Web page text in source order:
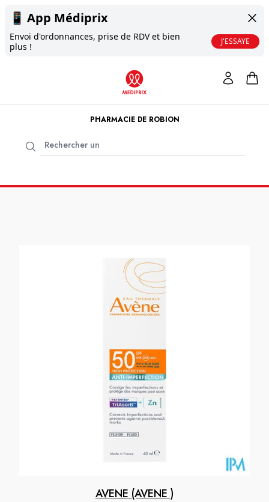
📱 App Médiprix
Envoi d'ordonnances, prise de RDV et bien
plus !
J'ESSAYE
PHARMACIE DE ROBION
AVENE (AVENE )